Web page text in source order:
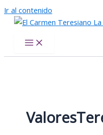
Ir al contenido